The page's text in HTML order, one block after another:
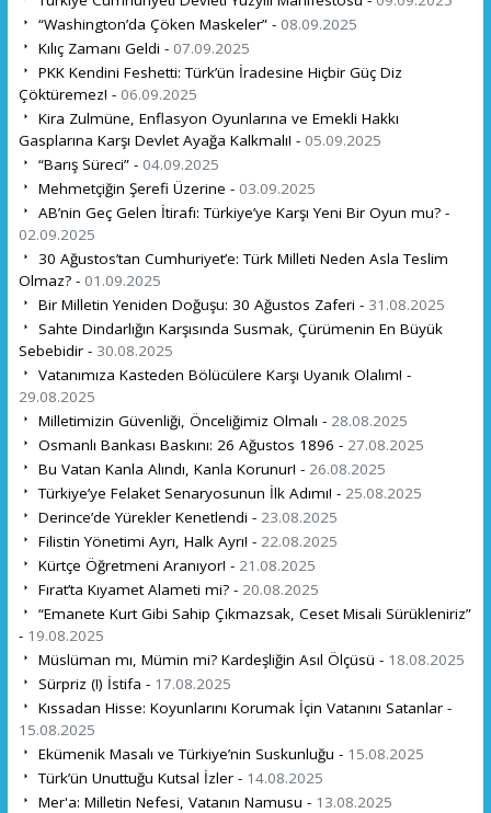
“Washington’da Çöken Maskeler” - 08.09.2025
Kılıç Zamanı Geldi - 07.09.2025
PKK Kendini Feshetti: Türk’ün İradesine Hiçbir Güç Diz
Çöktüremez! - 06.09.2025
Kira Zulmüne, Enflasyon Oyunlarına ve Emekli Hakkı
Gasplarına Karşı Devlet Ayağa Kalkmalı! - 05.09.2025
“Barış Süreci” - 04.09.2025
Mehmetçiğin Şerefi Üzerine - 03.09.2025
AB’nin Geç Gelen İtirafı: Türkiye’ye Karşı Yeni Bir Oyun mu? -
02.09.2025
30 Ağustos’tan Cumhuriyet’e: Türk Milleti Neden Asla Teslim
Olmaz? - 01.09.2025
Bir Milletin Yeniden Doğuşu: 30 Ağustos Zaferi - 31.08.2025
Sahte Dindarlığın Karşısında Susmak, Çürümenin En Büyük
Sebebidir - 30.08.2025
Vatanımıza Kasteden Bölücülere Karşı Uyanık Olalım! -
29.08.2025
Milletimizin Güvenliği, Önceliğimiz Olmalı - 28.08.2025
Osmanlı Bankası Baskını: 26 Ağustos 1896 - 27.08.2025
Bu Vatan Kanla Alındı, Kanla Korunur! - 26.08.2025
Türkiye’ye Felaket Senaryosunun İlk Adımı! - 25.08.2025
Derince’de Yürekler Kenetlendi - 23.08.2025
Filistin Yönetimi Ayrı, Halk Ayrı! - 22.08.2025
Kürtçe Öğretmeni Aranıyor! - 21.08.2025
Fırat’ta Kıyamet Alameti mi? - 20.08.2025
“Emanete Kurt Gibi Sahip Çıkmazsak, Ceset Misali Sürükleniriz”
- 19.08.2025
Müslüman mı, Mümin mi? Kardeşliğin Asıl Ölçüsü - 18.08.2025
Sürpriz (!) İstifa - 17.08.2025
Kıssadan Hisse: Koyunlarını Korumak İçin Vatanını Satanlar -
15.08.2025
Ekümenik Masalı ve Türkiye’nin Suskunluğu - 15.08.2025
Türk’ün Unuttuğu Kutsal İzler - 14.08.2025
Mer'a: Milletin Nefesi, Vatanın Namusu - 13.08.2025